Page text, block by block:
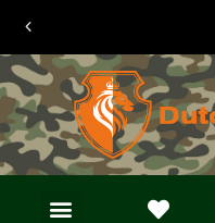
30 dagen
retouren